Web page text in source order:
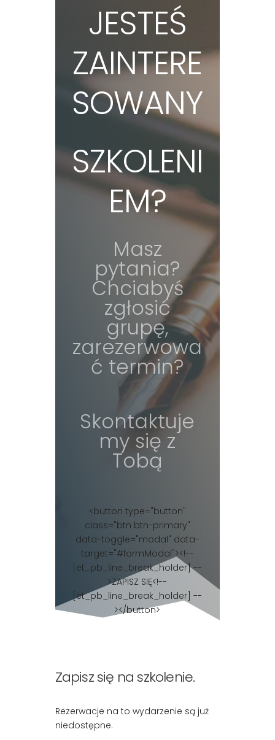
JESTEŚ
ZAINTERE
SOWANY
SZKOLENI
EM?
Masz
pytania?
Chciabyś
zgłosić
grupę,
zarezerwowa
ć termin?
Skontaktuje
my się z
Tobą
<button type="button"
class="btn btn-primary"
data-toggle="modal" data-
target="#formModal"><!--
[et_pb_line_break_holder] --
>ZAPISZ SIĘ<!--
[et_pb_line_break_holder] --
></button>
Zapisz się na szkolenie.
Rezerwacje na to wydarzenie są już
niedostępne.